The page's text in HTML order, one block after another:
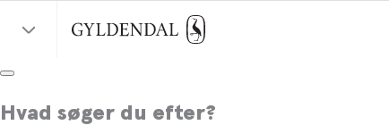
Hvad søger du efter?